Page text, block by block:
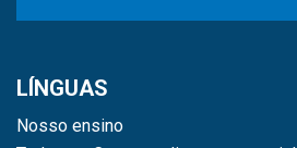
LÍNGUAS
Nosso ensino